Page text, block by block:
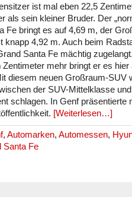
ist mal eben 22,5
als sein kleiner Bruder. Der
Fe bringt es auf 4,69 m, der
knapp 4,92 m. Auch beim
Santa Fe mächtig
Zentimeter mehr bringt er es hier
diesem neuen Großraum-SUV
der SUV-Mittelklasse
schlagen. In Genf präsentierte
[Weiterlesen…]
, Automarken, Automessen,
Santa Fe